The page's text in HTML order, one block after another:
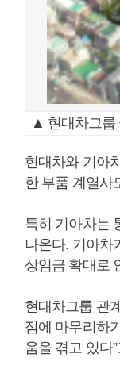
▲ 현대차그룹
현대차와 기아
한 부품 계열사
특히 기아차는
나온다. 기아차
상임금 확대로
현대차그룹 관
점에 마무리하
움을 겪고 있다